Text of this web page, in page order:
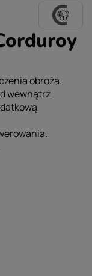
obroża.
wewnątrz